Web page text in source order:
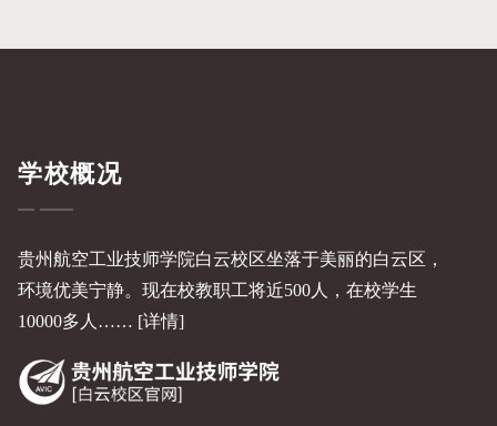
学校概况
贵州航空工业技师学院白云校区坐落于美丽的白云区，
环境优美宁静。现在校教职工将近500人，在校学生
10000多人…… [详情]